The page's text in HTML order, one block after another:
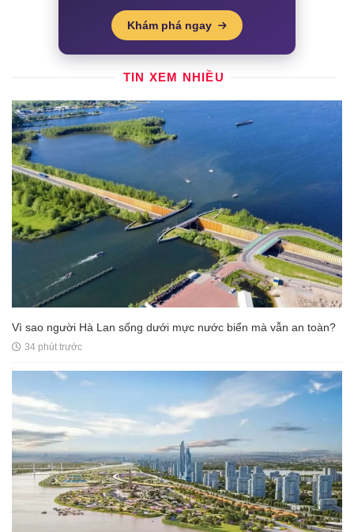
Khám phá ngay
TIN XEM NHIỀU
Vì sao người Hà Lan sống dưới mực nước biển mà vẫn an toàn?
34 phút trước